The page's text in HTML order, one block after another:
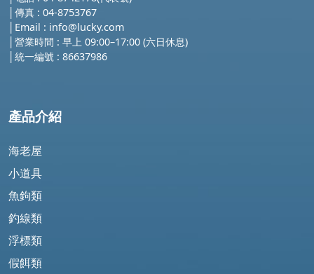
│傳真 : 04-8753767
Email : info@lucky.com
│營業時間 : 早上 09:00–17:00 (六日休息)
統一編號 : 86637986
產品介紹
海老屋
小道具
魚鉤類
釣線類
浮標類
假餌類